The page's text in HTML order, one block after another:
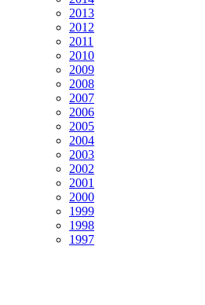
2013
2012
2011
2010
2009
2008
2007
2006
2005
2004
2003
2002
2001
2000
1999
1998
1997